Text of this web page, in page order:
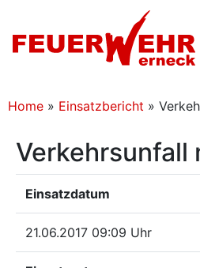
Home » Einsatzbericht »
Verkehrsunfall
Einsatzdatum
21.06.2017 09:09 Uhr